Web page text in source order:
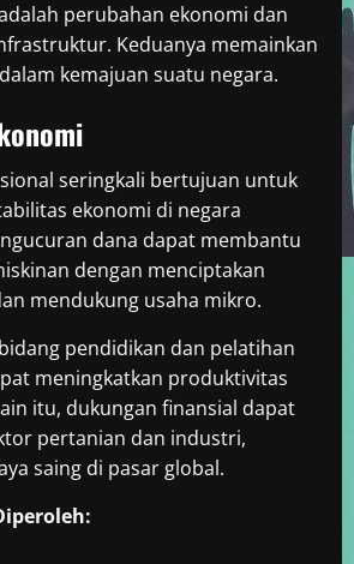
perubahan ekonomi dan
Keduanya memainkan
kemajuan suatu negara.
seringkali bertujuan untuk
ekonomi di negara
dana dapat membantu
dengan menciptakan
mendukung usaha mikro.
pendidikan dan pelatihan
meningkatkan produktivitas
itu, dukungan finansial dapat
pertanian dan industri,
saing di pasar global.